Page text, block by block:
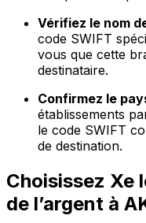
Vérifiez le nom
code SWIFT
vous que cette
destinataire.
Confirmez le
établissements
le code SWIFT
de destination.
Choisissez Xe
de l’argent à